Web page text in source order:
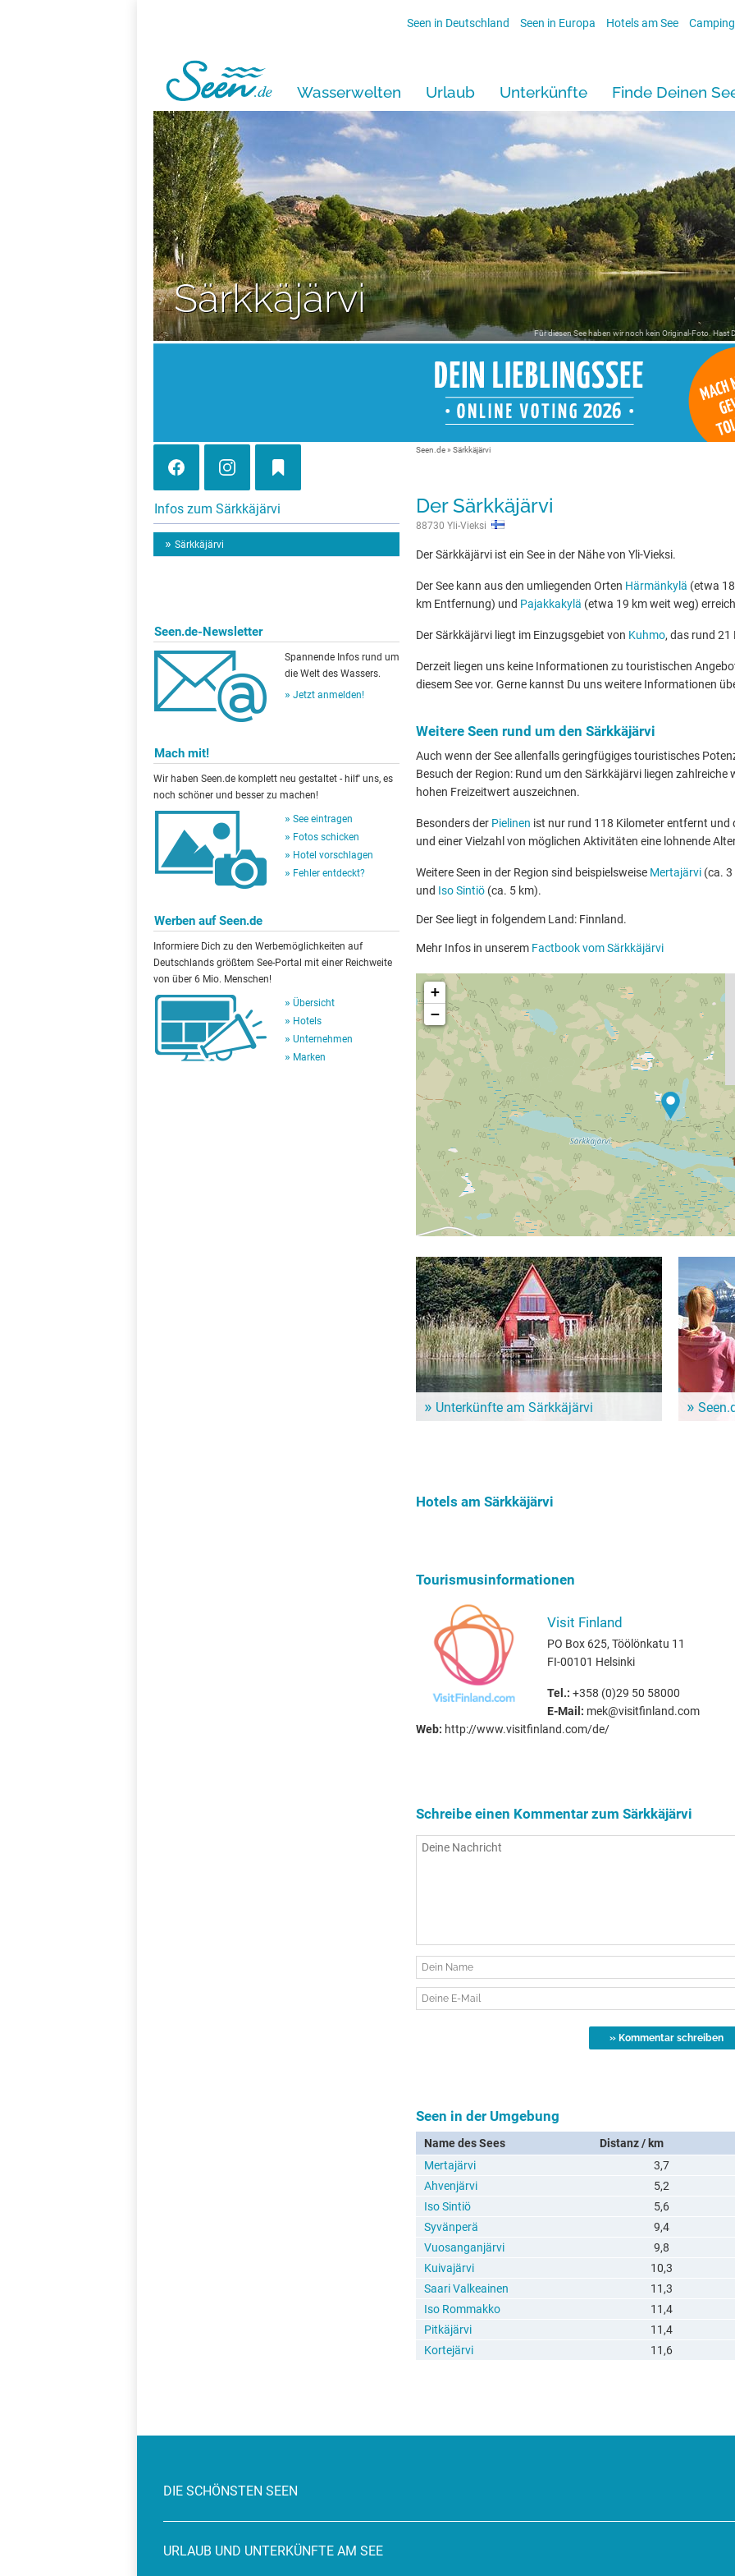
Seen in Deutschland Seen in Europa Hotels am See
Wasserwelten Urlaub Unterkünfte Finde Deinen
Särkkäjärvi
Für diesen See haben wir noch kein Original-Foto. Hast
Infos zum Särkkäjärvi
Särkkäjärvi
Seen.de-Newsletter
Spannende Infos rund um
die Welt des Wassers.
Jetzt anmelden!
Mach mit!
Wir haben Seen.de komplett neu gestaltet - hilf' uns, es
noch schöner und besser zu machen!
See eintragen
Fotos schicken
Hotel vorschlagen
Fehler entdeckt?
Werben auf Seen.de
Informiere Dich zu den Werbemöglichkeiten auf
Deutschlands größtem See-Portal mit einer Reichweite
von über 6 Mio. Menschen!
Übersicht
Hotels
Unternehmen
Marken
Seen.de» Särkkäjärvi
Der Särkkäjärvi
88730 Yli-Vieksi
Der Särkkäjärvi ist ein See in der Nähe von Yli-Vieksi.
Der See kann aus den umliegenden Orten Härmänkylä (etwa
km Entfernung) und Pajakkakylä (etwa 19 km weit weg)
Der Särkkäjärvi liegt im Einzugsgebiet von Kuhmo, das rund 21
Derzeit liegen uns keine Informationen zu touristischen
diesem See vor. Gerne kannst Du uns weitere Informationen
Weitere Seen rund um den Särkkäjärvi
Auch wenn der See allenfalls geringfügiges touristisches
Besuch der Region: Rund um den Särkkäjärvi liegen zahlreiche
hohen Freizeitwert auszeichnen.
Besonders der Pielinen ist nur rund 118 Kilometer entfernt
und einer Vielzahl von möglichen Aktivitäten eine lohnende
Weitere Seen in der Region sind beispielsweise Mertajärvi (ca.
und Iso Sintiö (ca. 5 km).
Der See liegt in folgendem Land: Finnland.
Mehr Infos in unserem Factbook vom Särkkäjärvi
+
−
Unterkünfte am Särkkäjärvi
Hotels am Särkkäjärvi
Tourismusinformationen
Visit Finland
PO Box 625, Töölönkatu 11
FI-00101 Helsinki
Tel.: +358 (0)29 50 58000
E-Mail: mek@visitfinland.com
Web: http://www.visitfinland.com/de/
Schreibe einen Kommentar zum Särkkäjärvi
Seen in der Umgebung
Name des Sees Distanz / km
Mertajärvi
3,7
Ahvenjärvi
5,2
Iso Sintiö
5,6
Syvänperä
9,4
Vuosanganjärvi
9,8
Kuivajärvi
10,3
Saari Valkeainen
11,3
Iso Rommakko
11,4
Pitkäjärvi
11,4
Kortejärvi
11,6
DIE SCHÖNSTEN SEEN
URLAUB UND UNTERKÜNFTE AM SEE